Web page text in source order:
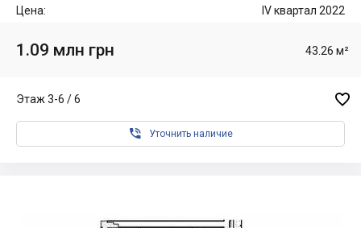
Цена: IV квартал 2022
1.09 млн грн 43.26 м²
Этаж 3-6 / 6 
 Уточнить наличие